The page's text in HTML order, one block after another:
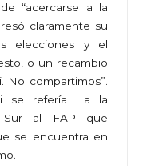
“acercarse a la
claramente su
elecciones y el
o un recambio
No compartimos”.
se refería a la
Sur al FAP que
se encuentra en